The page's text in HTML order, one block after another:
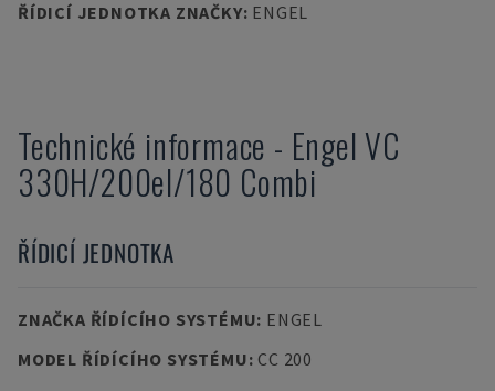
ŘÍDICÍ JEDNOTKA ZNAČKY: ENGEL
Technické informace - Engel VC
330H/200el/180 Combi
ŘÍDICÍ JEDNOTKA
ZNAČKA ŘÍDÍCÍHO SYSTÉMU: ENGEL
MODEL ŘÍDÍCÍHO SYSTÉMU: CC 200